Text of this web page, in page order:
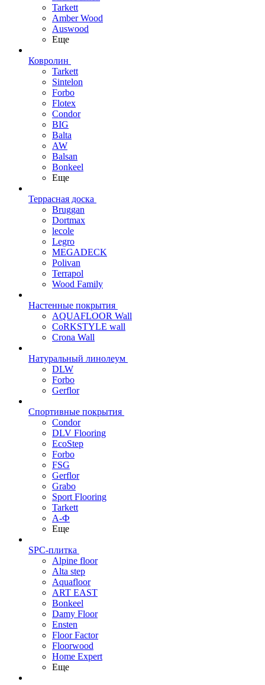
Tarkett
Amber Wood
Auswood
Еще
Ковролин
Tarkett
Sintelon
Forbo
Flotex
Condor
BIG
Balta
AW
Balsan
Bonkeel
Еще
Террасная доска
Bruggan
Dortmax
lecole
Legro
MEGADECK
Polivan
Terrapol
Wood Family
Настенные покрытия
AQUAFLOOR Wall
CoRKSTYLE wall
Crona Wall
Натуральный линолеум
DLW
Forbo
Gerflor
Спортивные покрытия
Condor
DLV Flooring
EcoStep
Forbo
FSG
Gerflor
Grabo
Sport Flooring
Tarkett
А-Ф
Еще
SPC-плитка
Alpine floor
Alta step
Aquafloor
ART EAST
Bonkeel
Damy Floor
Ensten
Floor Factor
Floorwood
Home Expert
Еще